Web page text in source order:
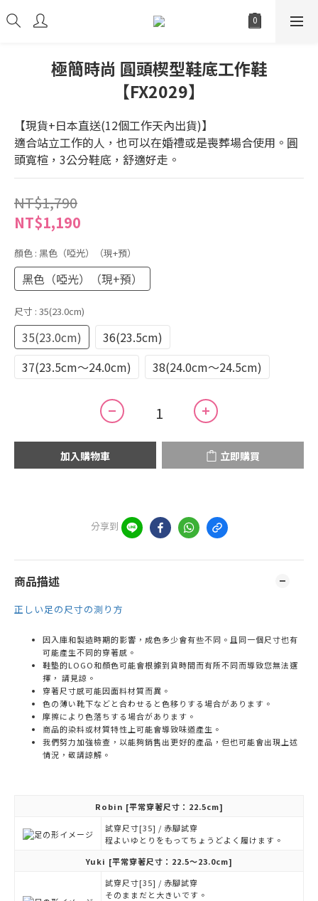
極簡時尚 圓頭楔型鞋底工作鞋
【FX2029】
【現貨+日本直送(12個工作天內出貨)】
適合站立工作的人，也可以在婚禮或是喪葬場合使用。圓
頭寬楦，3公分鞋底，舒適好走。
NT$1,790
NT$1,190
顏色 : 黑色（啞光）（現+預）
黑色（啞光）（現+預）
尺寸 : 35(23.0cm)
35(23.0cm)
36(23.5cm)
37(23.5cm～24.0cm)
38(24.0cm～24.5cm)
加入購物車 立即購買
分享到
商品描述
正しい足の尺寸の測り方
因入庫和製造時期的影響，成色多少會有些不同。且同一個尺寸也有
可能產生不同的穿著感。
鞋墊的LOGO和顏色可能會根據到貨時間而有所不同而導致您無法選
擇， 請見諒。
穿著尺寸感可能因面料材質而異。
色の薄い靴下などと合わせると色移りする場合があります。
摩擦により色落ちする場合があります。
商品的染料或材質特性上可能會導致味道產生。
我們努力加強檢查，以能夠銷售出更好的產品，但也可能會出現上述
情況，敬請諒解。
Robin [平常穿著尺寸：22.5cm]
試穿尺寸[35] / 赤腳試穿
程よいゆとりをもってちょうどよく履けます。
Yuki [平常穿著尺寸：22.5～23.0cm]
試穿尺寸[35] / 赤腳試穿
そのままだと大きいです。